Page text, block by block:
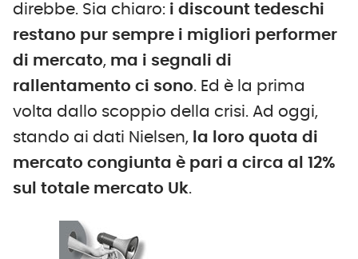
direbbe. Sia chiaro: i discount tedeschi
restano pur sempre i migliori performer
di mercato, ma i segnali di
rallentamento ci sono. Ed è la prima
volta dallo scoppio della crisi. Ad oggi,
stando ai dati Nielsen, la loro quota di
mercato congiunta è pari a circa al 12%
sul totale mercato Uk.